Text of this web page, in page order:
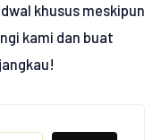
khusus meskipun
kami dan buat